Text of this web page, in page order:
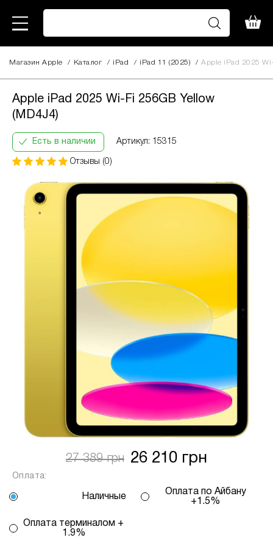
Магазин Apple / Каталог / iPad / iPad 11 (2025) / Apple iPad 2025
Apple iPad 2025 Wi-Fi 256GB Yellow
(MD4J4)
Есть в наличии Артикул: 15315
Отзывы (0)
27 389 грн 26 210 грн
Оплата:
Наличные
Оплата по Айбану
+1.5%
Оплата терминалом +
1.9%
ПриватБанк
Оплата
частинами
місяць:
За допомогою ПриватБанку ви маєте змогу
придбати товар в розстрочку одним з двох
Спосіб кредиту 1 – комісія банку складає
Спосіб кредиту
2 – комісія банку залежить
від кількості обраних вами платежів, від 2
до 25, та вираховується за допомогою
калькулятору або за консультацією нашого
Для оформлення розстрочки, в застосунку
ПРИВАТБАНК у вас має бути відкритий ліміт на
МИТТЄВА РОЗСТРОЧКА чи ОПЛАТА
ЧАСТИНАМИ.
Якщо сума доступного ліміту в застосунку менша
за вартість обраного вами товару, ви маєте
можливість доплатити різницю безпосередньо в
платежів:
Інформація: